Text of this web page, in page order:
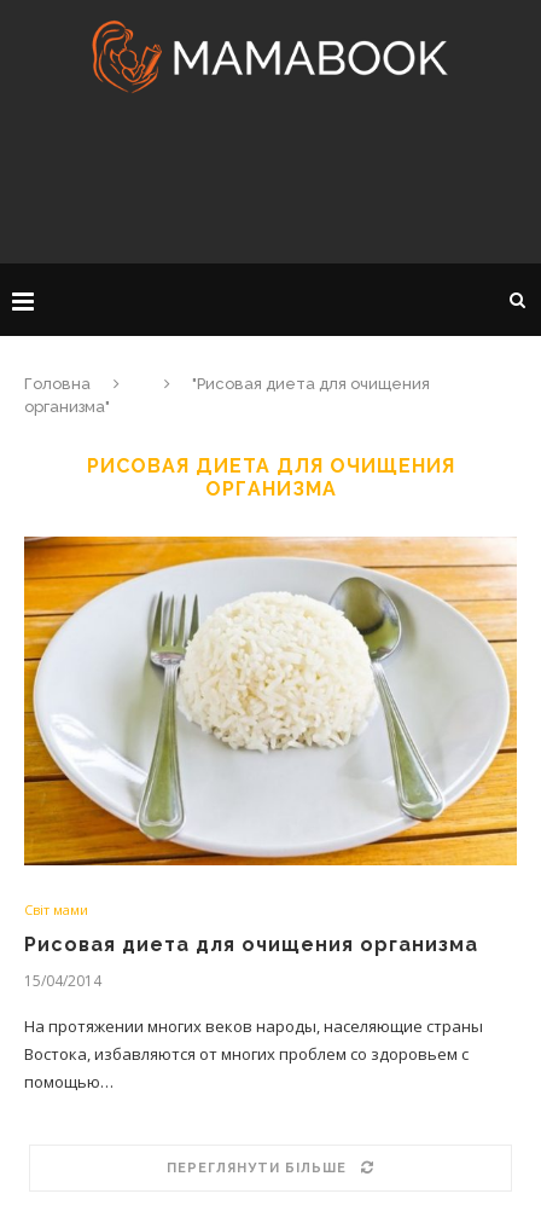
Головна
"Рисовая диета для очищения
организма"
РИСОВАЯ ДИЕТА ДЛЯ ОЧИЩЕНИЯ
ОРГАНИЗМА
Світ мами
Рисовая диета для очищения организма
15/04/2014
На протяжении многих веков народы, населяющие страны
Востока, избавляются от многих проблем со здоровьем с
помощью…
ПЕРЕГЛЯНУТИ БІЛЬШЕ